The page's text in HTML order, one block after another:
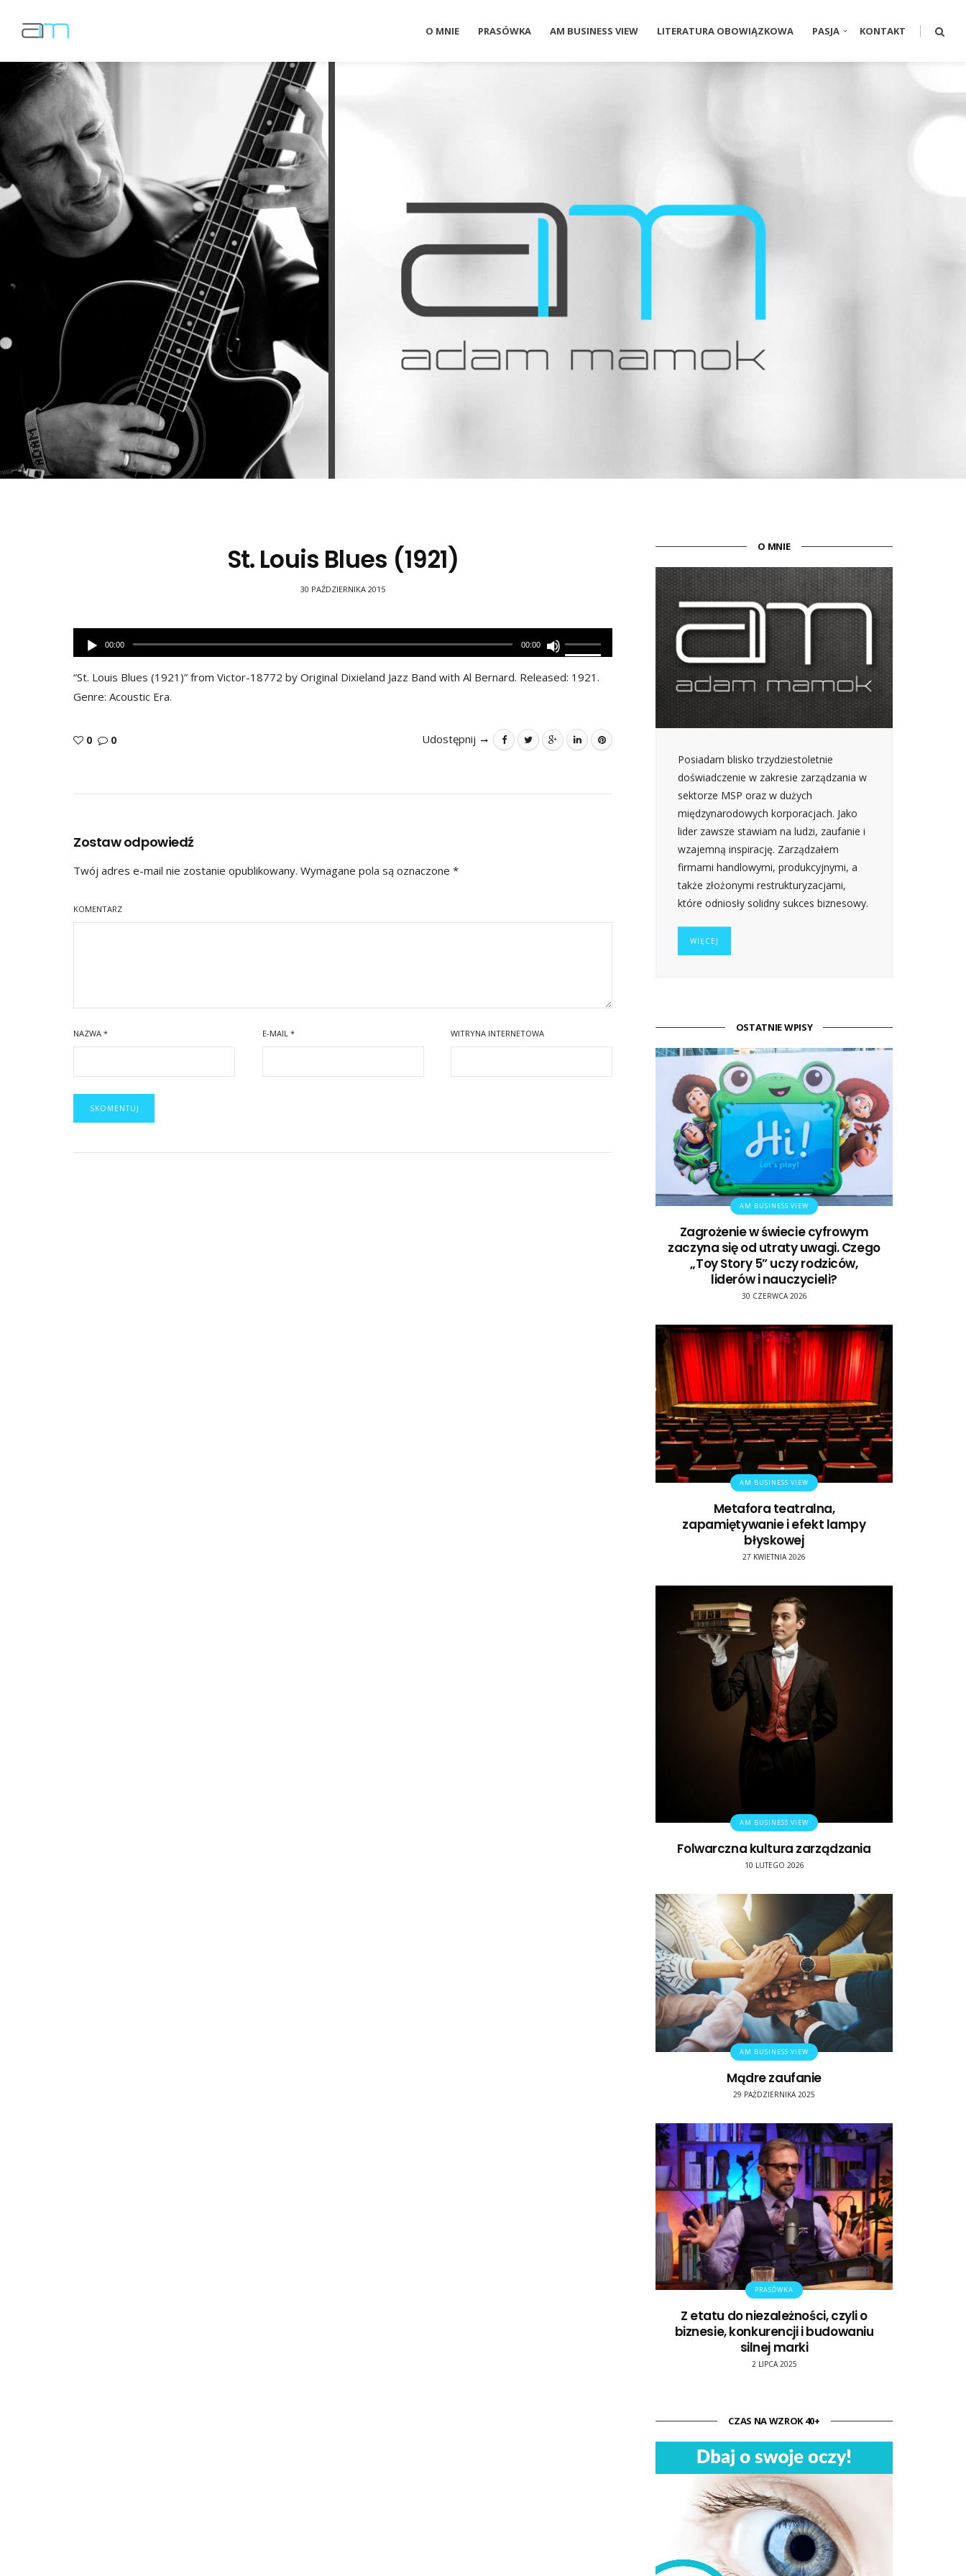
O MNIE PRASÓWKA AM BUSINESS VIEW LITERATURA OBOWIĄZKOWA PASJA KONTAKT
St. Louis Blues (1921)
30 PAŹDZIERNIKA 2015
plików
00:00 00:00
“St. Louis Blues (1921)” from Victor-18772 by Original Dixieland Jazz Band with Al Bernard. Released: 1921.
Genre: Acoustic Era.
0 0 Udostępnij
Zostaw odpowiedź
Twój adres e-mail nie zostanie opublikowany. Wymagane pola są oznaczone *
KOMENTARZ
NAZWA * E-MAIL * WITRYNA INTERNETOWA
O MNIE
Posiadam blisko trzydziestoletnie
doświadczenie w zakresie zarządzania w
sektorze MSP oraz w dużych
międzynarodowych korporacjach. Jako
lider zawsze stawiam na ludzi, zaufanie i
wzajemną inspirację. Zarządzałem
firmami handlowymi, produkcyjnymi, a
także złożonymi restrukturyzacjami,
które odniosły solidny sukces biznesowy.
WIĘCEJ
OSTATNIE WPISY
AM BUSINESS VIEW
Zagrożenie w świecie cyfrowym
zaczyna się od utraty uwagi. Czego
„Toy Story 5” uczy rodziców,
liderów i nauczycieli?
30 CZERWCA 2026
AM BUSINESS VIEW
Metafora teatralna,
zapamiętywanie i efekt lampy
błyskowej
27 KWIETNIA 2026
AM BUSINESS VIEW
Folwarczna kultura zarządzania
10 LUTEGO 2026
AM BUSINESS VIEW
Mądre zaufanie
29 PAŹDZIERNIKA 2025
PRASÓWKA
Z etatu do niezależności, czyli o
biznesie, konkurencji i budowaniu
silnej marki
2 LIPCA 2025
CZAS NA WZROK 40+